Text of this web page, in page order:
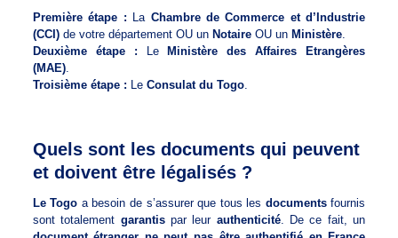
Première étape : La Chambre de Commerce et d’Industrie
(CCI)de votre département OU un Notaire OU un Ministère.
Deuxième étape : Le
Ministère des Affaires Etrangères
(MAE).
Troisième étape : Le Consulat du Togo.
Quels sont les documents qui peuvent
et doivent être légalisés ?
Le Togo a besoin de s’assurer que tous les documentsfournis
sont totalement garantispar leur authenticité. De ce fait, un